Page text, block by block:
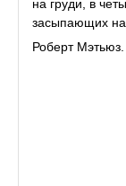
на груди, в
засыпающих
Роберт Мэтьюз.